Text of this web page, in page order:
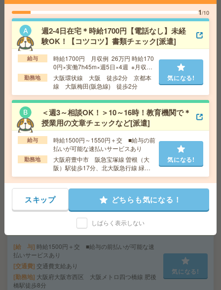
＼8名募集／未経験OK！大手企業＊健康診断結果データ
チェック等[派遣]
給 与 時給1600円＋交 【月収例】316,000円～ ■
給与の前払いが可能な速払いサービスあり
交通費 交通費支給あり
勤務地 大阪府大阪市中央区 大阪メトロ御堂筋線 心
斎橋駅徒歩7分、大阪メトロ御堂筋線 本町駅徒歩7分
気になる!
【オープニング募集】おばあちゃんのお散歩付き添いも
仕事の1つ[派遣]
無資格未経験：時給1400円～ ■週払いOK
■扶養内OK ■日収1万1200円以上
交通費全額支給
橋・玉造・寺田町など勤務地多数！
気になる!
＜7名募集＞未経験OK＊残業ほぼなし＊審査書類チェッ
クなど＊時給1500円[派遣]
給 与 時給1500円＋交 ■給与の前払いが可能な速
払いサービスあり
交通費 交通費支給あり
勤務地 大阪府大阪市西区 大阪メトロ四つ橋線 肥後
橋駅徒歩8分
気になる!
1/10
週2-4日在宅＊時給1700円【電話なし】未経
験OK！【コツコツ】書類チェック[派遣]
給与
時給1700円 月収例 26万円 時給170
0円×実働7h45m×週5日×4週 ※月収例
を保証するものではありません。
勤務地
大阪環状線 大阪 徒歩2分 京都本
線 大阪梅田(阪急線) 徒歩2分
気になる!
＜週3～相談OK！＞10～16時！教育機関で＊
授業用の文章チェックなど[派遣]
給与
時給1500円～1550円＋交 ■給与の前
払いが可能な速払いサービスあり
勤務地
大阪府豊中市 阪急宝塚線 曽根（大
阪）駅徒歩17分、北大阪急行線 緑地
公園駅徒歩9分
気になる!
スキップ どちらも気になる！
しばらく表示しない